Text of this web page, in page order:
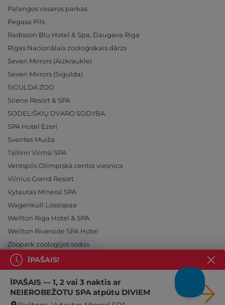
Palangos vasaros parkas
Pegasa Pils
Radisson Blu Hotel & Spa, Daugava Riga
Rīgas Nacionālais zooloģiskais dārzs
Seven Mirrors (Aizkraukle)
Seven Mirrors (Sigulda)
SIGULDA ZOO
Silene Resort & SPA
SODELIŠKIŲ DVARO SODYBA
SPA Hotel Ezeri
Sventes Muiža
Tallinn Viimsi SPA
Ventspils Olimpiskā centra viesnīca
Vilnius Grand Resort
Vytautas Mineral SPA
Wagenküll Lossispaa
Wellton Riga Hotel & SPA
Wellton Riverside SPA Hotel
Zoopark zoologijos sodas
Ieslēdz atpūtu!
ĪPAŠAIS!
ĪPAŠAIS — 1, 2 vai 3 naktis ar
NEIEROBEŽOTU SPA atpūtu DIVIEM